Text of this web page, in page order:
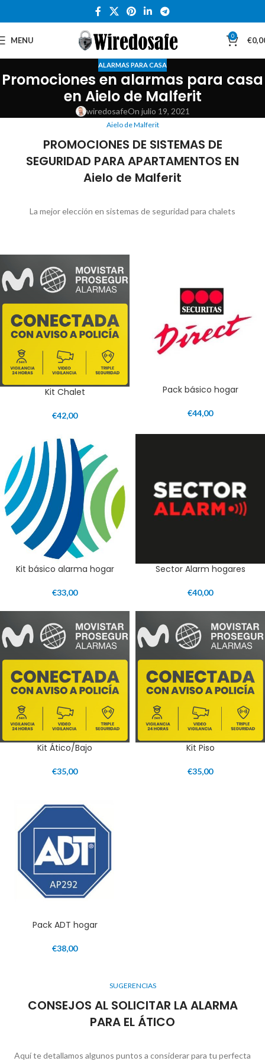
MENU 0 €
ALARMAS PARA CASA
Promociones en alarmas para casa
en Aielo de Malferit
wiredosafeOn julio 19, 2021
Aielo de Malferit
PROMOCIONES DE SISTEMAS DE
SEGURIDAD PARA APARTAMENTOS EN
Aielo de Malferit
La mejor elección en sistemas de seguridad para chalets
Kit Chalet
€42,00
Pack básico hogar
€44,00
Kit básico alarma hogar
€33,00
Sector Alarm hogares
€40,00
Kit Ático/Bajo
€35,00
Kit Piso
€35,00
Pack ADT hogar
€38,00
SUGERENCIAS
CONSEJOS AL SOLICITAR LA ALARMA
PARA EL ÁTICO
Aquí te detallamos algunos puntos a considerar para tu perfecta